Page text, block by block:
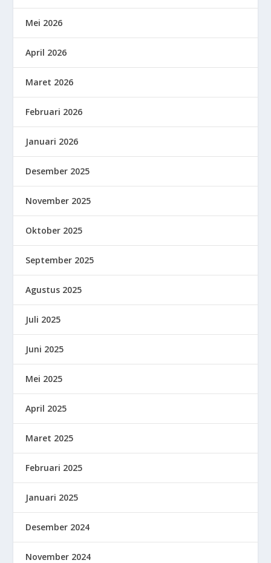
Mei 2026
April 2026
Maret 2026
Februari 2026
Januari 2026
Desember 2025
November 2025
Oktober 2025
September 2025
Agustus 2025
Juli 2025
Juni 2025
Mei 2025
April 2025
Maret 2025
Februari 2025
Januari 2025
Desember 2024
November 2024